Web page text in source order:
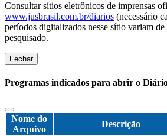
Consultar sítios eletrônicos de imprensas
www.jusbrasil.com.br/diarios (necessário
períodos digitalizados nesse sítio variam
pesquisado.
Fechar
Programas indicados para abrir o
Nome do
Arquivo
Descrição